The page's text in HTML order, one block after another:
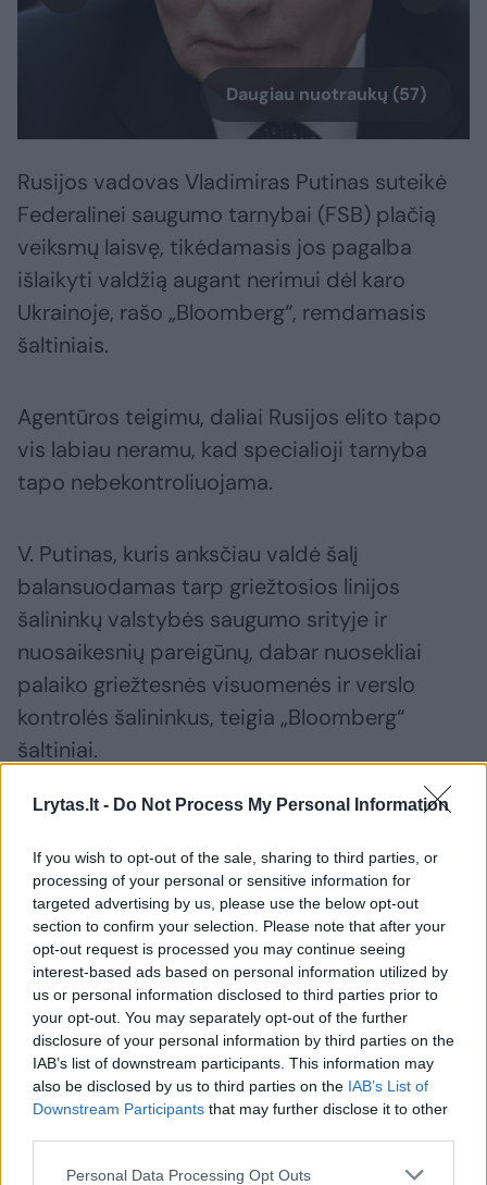
Lrytas.lt - Do Not Process My Personal Information
If you wish to opt-out of the sale, sharing to third parties, or
processing of your personal or sensitive information for
targeted advertising by us, please use the below opt-out
section to confirm your selection. Please note that after your
opt-out request is processed you may continue seeing
interest-based ads based on personal information utilized by
us or personal information disclosed to third parties prior to
your opt-out. You may separately opt-out of the further
disclosure of your personal information by third parties on the
IAB’s list of downstream participants. This information may
also be disclosed by us to third parties on the IAB’s List of
Downstream Participants that may further disclose it to other
Personal Data Processing Opt Outs
Daugiau nuotraukų (57)
Rusijos vadovas Vladimiras Putinas suteikė
Federalinei saugumo tarnybai (FSB) plačią
veiksmų laisvę, tikėdamasis jos pagalba
išlaikyti valdžią augant nerimui dėl karo
Ukrainoje, rašo „Bloomberg“, remdamasis
šaltiniais.
Agentūros teigimu, daliai Rusijos elito tapo
vis labiau neramu, kad specialioji tarnyba
tapo nebekontroliuojama.
V. Putinas, kuris anksčiau valdė šalį
balansuodamas tarp griežtosios linijos
šalininkų valstybės saugumo srityje ir
nuosaikesnių pareigūnų, dabar nuosekliai
palaiko griežtesnės visuomenės ir verslo
kontrolės šalininkus, teigia „Bloomberg“
šaltiniai.
Pravėrė ukrainiečių pinigines: atsakė,
kiek vidutiniškai uždirba ir kaip išsilaiko
šalies ekonomika